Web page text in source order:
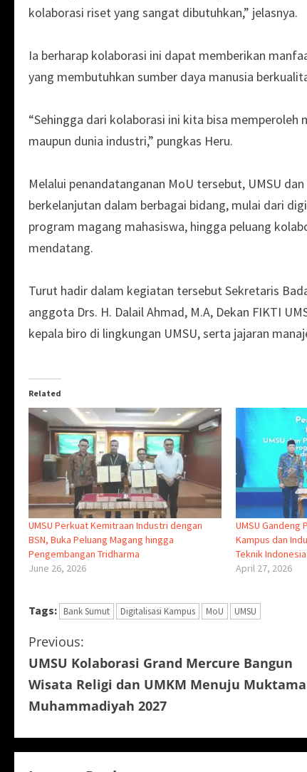
kolaborasi riset yang sangat dibutuhkan,” jelasnya.
Ia berharap kolaborasi ini dapat memberikan
yang membutuhkan sumber daya manusia
“Sehingga dari kolaborasi ini kita bisa
maupun dunia industri,” pungkas Heru.
Melalui penandatanganan MoU tersebut, UMSU
berkelanjutan dalam berbagai bidang, mulai dari
program magang mahasiswa, hingga peluang
mendatang.
Turut hadir dalam kegiatan tersebut Sekretaris
anggota Drs. H. Dalail Ahmad, M.A, Dekan FIKTI
kepala biro di lingkungan UMSU, serta jajaran
Related
UMSU Perkuat Kemitraan Industri dengan
BSN, Buka Peluang Magang hingga
Pengembangan Tridharma
June 26, 2026
UMSU Gandeng
Kampus dan
Teknik Indonesia
April 27, 2026
Tags: Bank Sumut Digitalisasi Kampus MoU UMSU
C
o
n
t
i
Previous:
UMSU Kolaborasi Grand Mercure Bangun
Wisata Religi dan UMKM Menuju
Muhammadiyah 2027